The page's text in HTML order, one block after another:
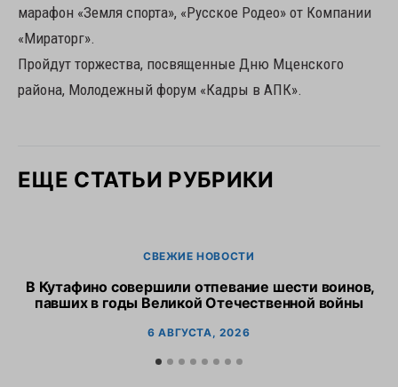
марафон «Земля спорта», «Русское Родео» от Компании
«Мираторг».
Пройдут торжества, посвященные Дню Мценского
района, Молодежный форум «Кадры в АПК».
ЕЩЕ СТАТЬИ РУБРИКИ
СВЕЖИЕ НОВОСТИ
В Кутафино совершили отпевание шести воинов,
павших в годы Великой Отечественной войны
6 АВГУСТА, 2026